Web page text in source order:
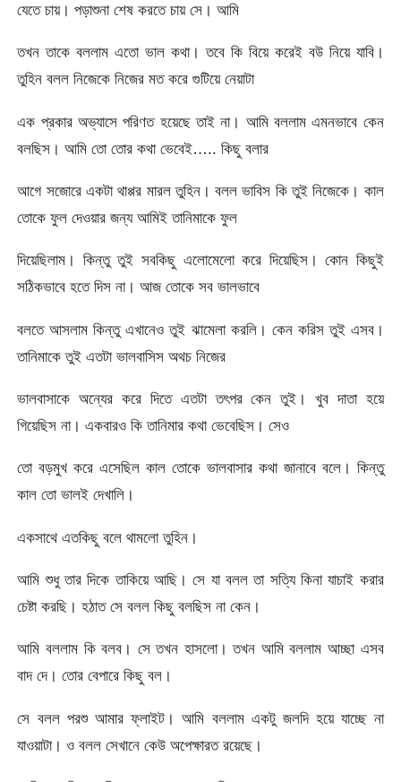
যেতে চায়। পড়াশুনা শেষ করতে চায় সে। আমি
তখন তাকে বললাম এতো ভাল কথা। তবে কি বিয়ে করেই বউ নিয়ে যাবি।
তুহিন বলল নিজেকে নিজের মত করে গুটিয়ে নেয়াটা
এক প্রকার অভ্যাসে পরিণত হয়েছে তাই না। আমি বললাম এমনভাবে কেন
বলছিস। আমি তো তোর কথা ভেবেই….. কিছু বলার
আগে সজোরে একটা থাপ্পর মারল তুহিন। বলল ভাবিস কি তুই নিজেকে। কাল
তোকে ফুল দেওয়ার জন্য আমিই তানিমাকে ফুল
দিয়েছিলাম। কিন্তু তুই সবকিছু এলোমেলো করে দিয়েছিস। কোন কিছুই
সঠিকভাবে হতে দিস না। আজ তোকে সব ভালভাবে
বলতে আসলাম কিন্তু এখানেও তুই ঝামেলা করলি। কেন করিস তুই এসব।
তানিমাকে তুই এতটা ভালবাসিস অথচ নিজের
ভালবাসাকে অন্যের করে দিতে এতটা তৎপর কেন তুই। খুব দাতা হয়ে
গিয়েছিস না। একবারও কি তানিমার কথা ভেবেছিস। সেও
তো বড়মুখ করে এসেছিল কাল তোকে ভালবাসার কথা জানাবে বলে। কিন্তু
কাল তো ভালই দেখালি।
একসাথে এতকিছু বলে থামলো তুহিন।
আমি শুধু তার দিকে তাকিয়ে আছি। সে যা বলল তা সত্যি কিনা যাচাই করার
চেষ্টা করছি। হঠাত সে বলল কিছু বলছিস না কেন।
আমি বললাম কি বলব। সে তখন হাসলো। তখন আমি বললাম আচ্ছা এসব
বাদ দে। তোর বেপারে কিছু বল।
সে বলল পরশু আমার ফ্লাইট। আমি বললাম একটু জলদি হয়ে যাচ্ছে না
যাওয়াটা। ও বলল সেখানে কেউ অপেক্ষারত রয়েছে।